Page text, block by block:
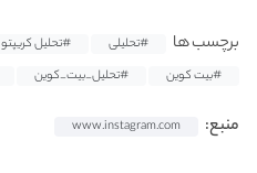
برچسب ها #تحلیلی #تحلیل کریپتو
#بیت کوین
#تحلیل_بیت_کوین
منبع: www.instagram.com